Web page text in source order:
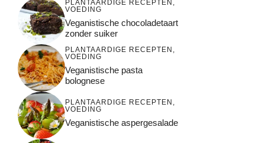
PLANTAARDIGE RECEPTEN ,
VOEDING
Veganistische chocoladetaart
zonder suiker
PLANTAARDIGE RECEPTEN ,
VOEDING
Veganistische pasta
bolognese
PLANTAARDIGE RECEPTEN ,
VOEDING
Veganistische aspergesalade